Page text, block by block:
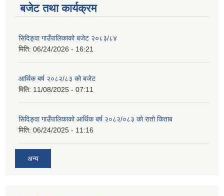
बजेट तथा कार्यक्रम
सिदिङ्वा गाउँपालिकाको बजेट २०८३/८४
मिति: 06/24/2026 - 16:21
आर्थिक बर्ष २०८२/८३ को बजेट
मिति: 11/08/2025 - 07:11
सिदिङ्वा गाउँपालिकाको आर्थिक बर्ष २०८२/०८३ को रातो किताब
मिति: 06/24/2025 - 11:16
अन्य